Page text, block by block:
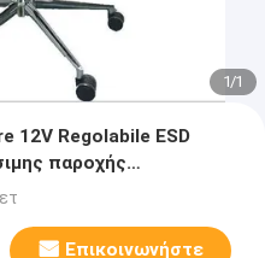
1/1
12V Regolabile ESD
παροχής
Επικοινωνήστε